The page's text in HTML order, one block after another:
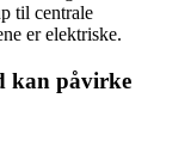
til centrale
er elektriske.
kan påvirke